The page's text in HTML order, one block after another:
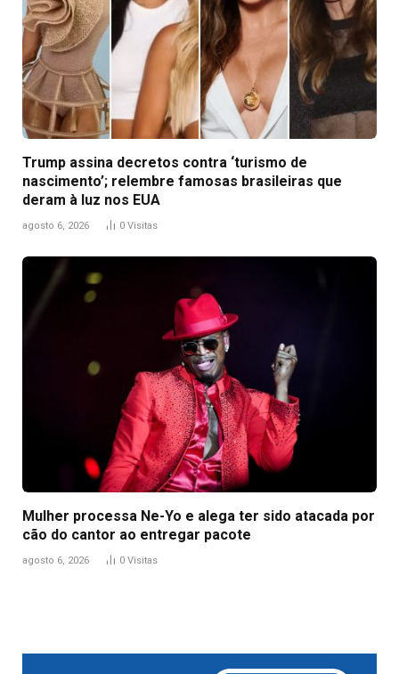
Trump assina decretos contra ‘turismo de
nascimento’; relembre famosas brasileiras que
deram à luz nos EUA
agosto 6, 2026 0 Visitas
Mulher processa Ne-Yo e alega ter sido atacada por
cão do cantor ao entregar pacote
agosto 6, 2026 0 Visitas